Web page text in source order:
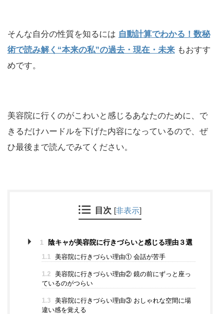
そんな自分の性質を知るには 自動計算でわかる！数秘
術で読み解く“本来の私”の過去・現在・未来 もおすす
めです。
美容院に行くのがこわいと感じるあなたのために、で
きるだけハードルを下げた内容になっているので、ぜ
ひ最後まで読んでみてください。
目次 [非表示]
1 陰キャが美容院に行きづらいと感じる理由３選
1.1 美容院に行きづらい理由① 会話が苦手
1.2
美容院に行きづらい理由② 鏡の前にずっと座っ
ているのがつらい
1.3
美容院に行きづらい理由③ おしゃれな空間に場
違い感を覚える